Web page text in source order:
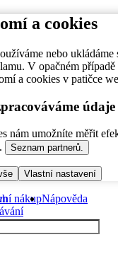
a cookies
nebo
V opačném
a cookies v patičce
nám umožníte měřit
Seznam partnerů.
Vlastní nastavení
nákupNápověda